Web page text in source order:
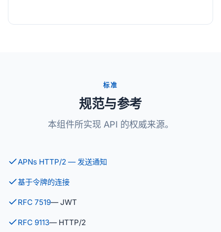
标准
规范与参考
本组件所实现 API 的权威来源。
APNs HTTP/2 — 发送通知
基于令牌的连接
RFC 7519— JWT
RFC 9113— HTTP/2